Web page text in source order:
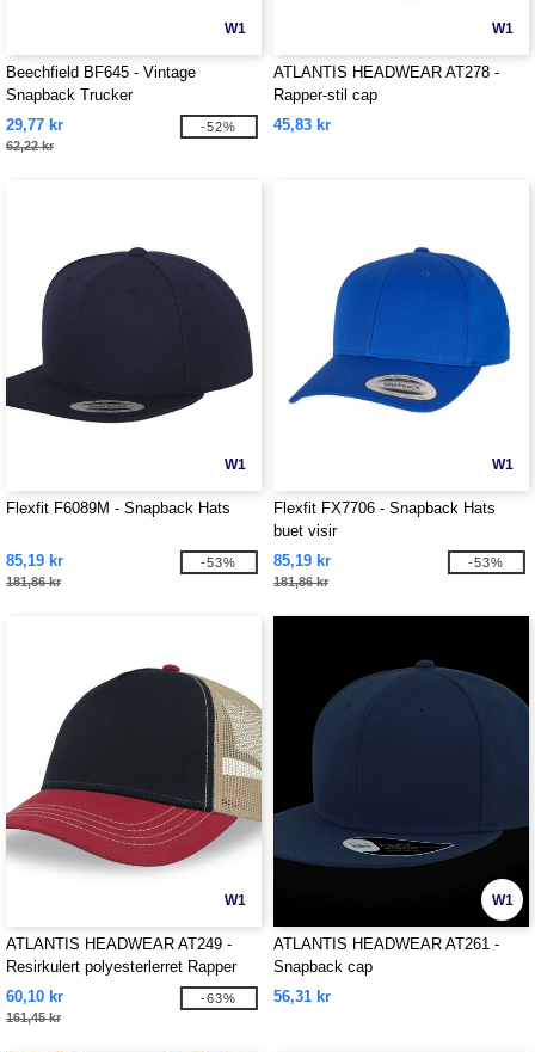
W1
Beechfield BF645 - Vintage
Snapback Trucker
29,77 kr
62,22 kr
-52%
W1
ATLANTIS HEADWEAR AT278 -
Rapper-stil cap
45,83 kr
W1
Flexfit F6089M - Snapback Hats
85,19 kr
181,86 kr
-53%
W1
Flexfit FX7706 - Snapback Hats
buet visir
85,19 kr
181,86 kr
-53%
W1
ATLANTIS HEADWEAR AT249 -
Resirkulert polyesterlerret Rapper
cap
60,10 kr
161,45 kr
-63%
W1
ATLANTIS HEADWEAR AT261 -
Snapback cap
56,31 kr